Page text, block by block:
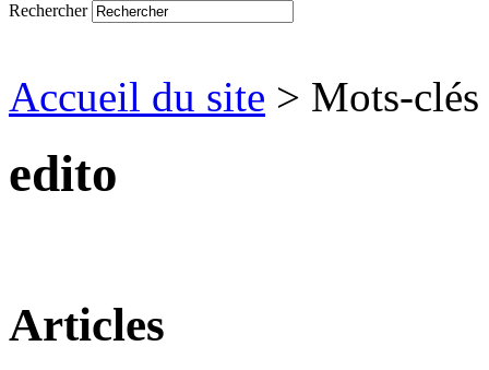
Rechercher
Accueil du site > Mots-
edito
Articles